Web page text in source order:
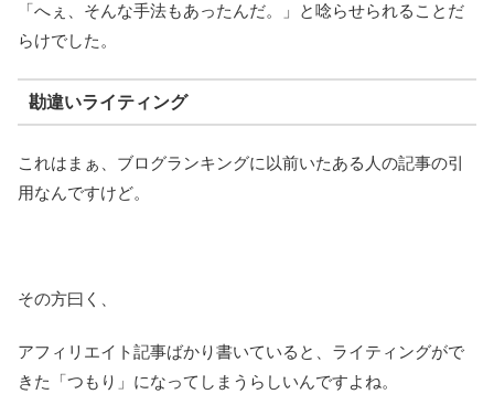
「へぇ、そんな手法もあったんだ。」と唸らせられることだ
らけでした。
勘違いライティング
これはまぁ、ブログランキングに以前いたある人の記事の引
用なんですけど。
その方曰く、
アフィリエイト記事ばかり書いていると、ライティングがで
きた「つもり」になってしまうらしいんですよね。